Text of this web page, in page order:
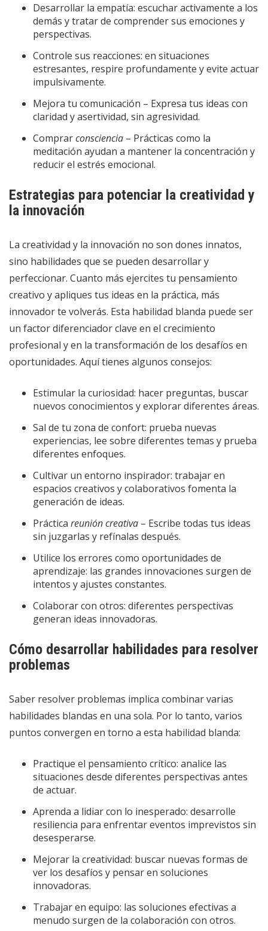
Desarrollar la empatía: escuchar activamente a los
demás y tratar de comprender sus emociones y
perspectivas.
Controle sus reacciones: en situaciones
estresantes, respire profundamente y evite actuar
impulsivamente.
Mejora tu comunicación – Expresa tus ideas con
claridad y asertividad, sin agresividad.
Comprarconsciencia – Prácticas como la
meditación ayudan a mantener la concentración y
reducir el estrés emocional.
Estrategias para potenciar la creatividad y
la innovación
La creatividad y la innovación no son dones innatos,
sino habilidades que se pueden desarrollar y
perfeccionar. Cuanto más ejercites tu pensamiento
creativo y apliques tus ideas en la práctica, más
innovador te volverás. Esta habilidad blanda puede ser
un factor diferenciador clave en el crecimiento
profesional y en la transformación de los desafíos en
oportunidades. Aquí tienes algunos consejos:
Estimular la curiosidad: hacer preguntas, buscar
nuevos conocimientos y explorar diferentes áreas.
Sal de tu zona de confort: prueba nuevas
experiencias, lee sobre diferentes temas y prueba
diferentes enfoques.
Cultivar un entorno inspirador: trabajar en
espacios creativos y colaborativos fomenta la
generación de ideas.
Práctica reunión creativa – Escribe todas tus ideas
sin juzgarlas y refínalas después.
Utilice los errores como oportunidades de
aprendizaje: las grandes innovaciones surgen de
intentos y ajustes constantes.
Colaborar con otros: diferentes perspectivas
generan ideas innovadoras.
Cómo desarrollar habilidades para resolver
problemas
Saber resolver problemas implica combinar varias
habilidades blandas en una sola. Por lo tanto, varios
puntos convergen en torno a esta habilidad blanda:
Practique el pensamiento crítico: analice las
situaciones desde diferentes perspectivas antes
de actuar.
Aprenda a lidiar con lo inesperado: desarrolle
resiliencia para enfrentar eventos imprevistos sin
desesperarse.
Mejorar la creatividad: buscar nuevas formas de
ver los desafíos y pensar en soluciones
innovadoras.
Trabajar en equipo: las soluciones efectivas a
menudo surgen de la colaboración con otros.